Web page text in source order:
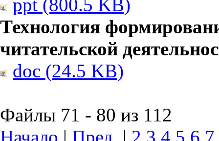
ppt (800.5 KB)
Технология
читательской
doc (24.5 KB)
Файлы 71 - 80 из 112